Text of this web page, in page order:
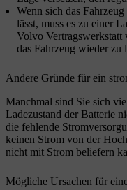
Wenn sich das
lässt, muss es zu einer
Volvo Vertragswerkstatt
das Fahrzeug wieder zu
Andere Gründe für ein
Manchmal sind Sie sich
Ladezustand der Batterie
die fehlende
keinen Strom von der
nicht mit Strom beliefern
Mögliche Ursachen für